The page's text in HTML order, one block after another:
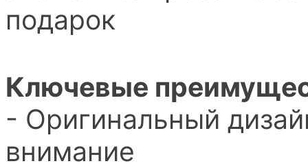
подарок
Ключевые
- Оригинальный
внимание